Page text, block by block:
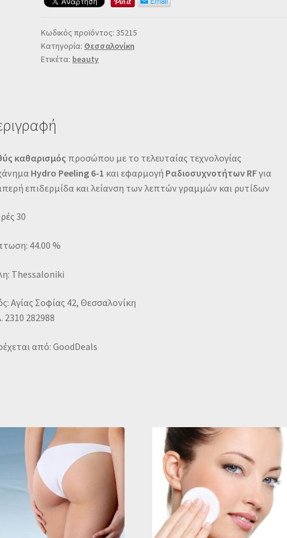
Κωδικός προϊόντος:35215
Κατηγορία: Θεσσαλονίκη
Ετικέτα: beauty
καθαρισμός προσώπου με το τελευταίας τεχνολογίας
Hydro Peeling 6-1 και εφαρμογή Ραδιοσυχνοτήτων RFγια
επιδερμίδα και λείανση των λεπτών γραμμών και ρυτίδων
30
44.00 %
Thessaloniki
Αγίας Σοφίας 42, Θεσσαλονίκη
2310 282988
από: GoodDeals